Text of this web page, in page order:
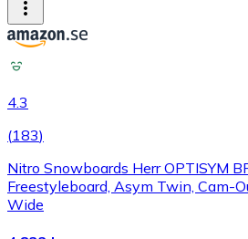
4.3
(183)
Nitro Snowboards Herr OPTISYM
Freestyleboard, Asym Twin, Cam-
Wide